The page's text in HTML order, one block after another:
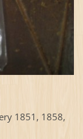
1851, 1858,